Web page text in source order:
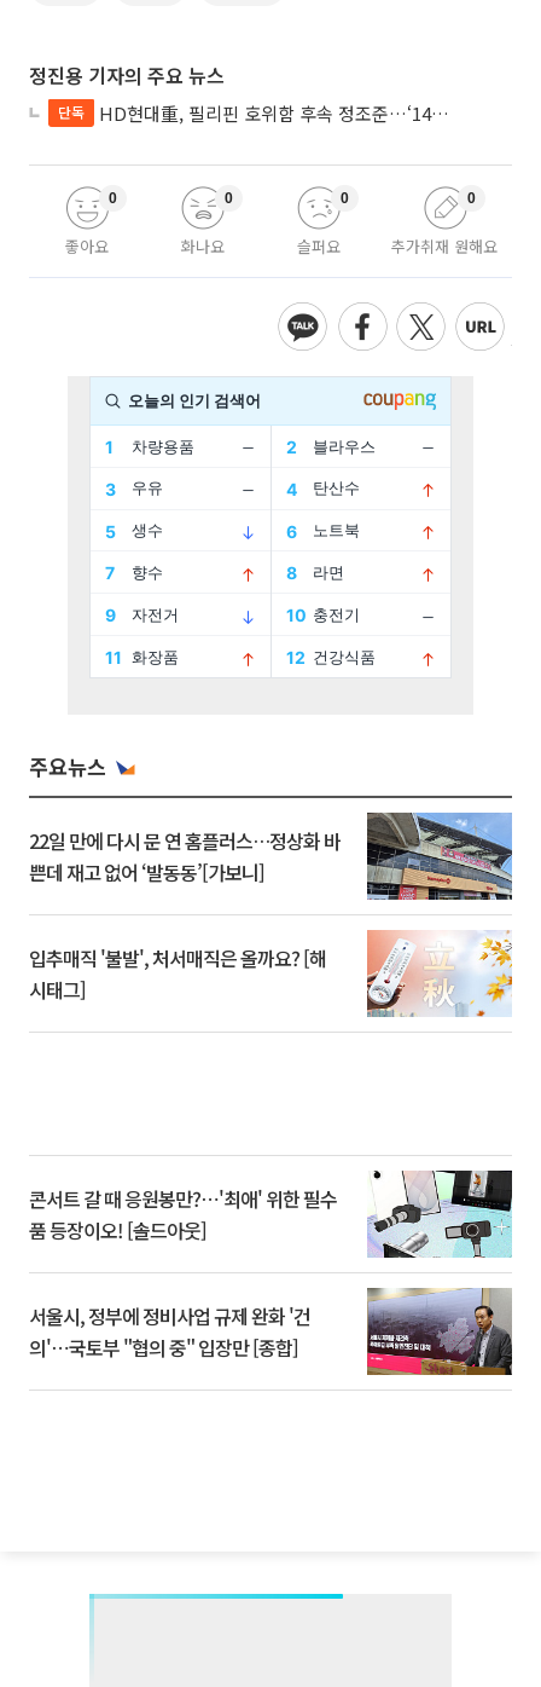
정진용 기자의 주요 뉴스
단독 HD현대重, 필리핀 호위함 후속 정조준…‘14척+α’ 싹쓸이 노린다
좋아요
0
화나요
0
슬퍼요
0
추가취재 원해요
0
주요뉴스
22일 만에 다시 문 연 홈플러스…정상화 바
쁜데 재고 없어 ‘발동동’[가보니]
입추매직 '불발', 처서매직은 올까요? [해
시태그]
콘서트 갈 때 응원봉만?⋯'최애' 위한 필수
품 등장이오! [솔드아웃]
서울시, 정부에 정비사업 규제 완화 '건
의'⋯국토부 "협의 중" 입장만 [종합]